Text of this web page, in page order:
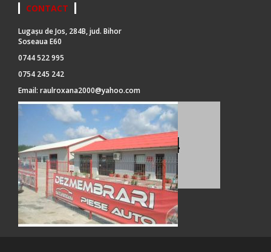
CONTACT
Lugașu de Jos, 284B, jud. Bihor
Soseaua E60
0744 522 995
0754 245 242
Email: raulroxana2000@yahoo.com